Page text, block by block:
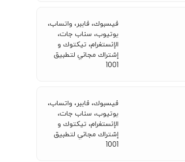
فيسبوك، فايبر، واتساب،
يوتيوب، سناب جات،
الإنستغرام، تيكتوك و
إشتراك مجاني لتطبيق
1001
فيسبوك، فايبر، واتساب،
يوتيوب، سناب جات،
الإنستغرام، تيكتوك و
إشتراك مجاني لتطبيق
1001